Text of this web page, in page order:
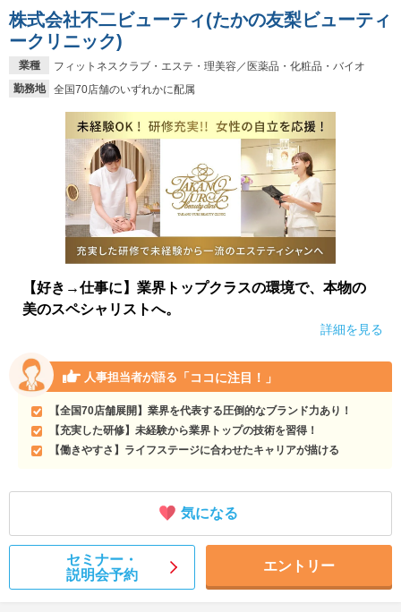
業種
フィットネスクラブ・エステ・理美容／医薬品・化粧品・バイオ
勤務地
全国70店舗のいずれかに配属
株式会社不二ビューティ(たかの友梨ビューティ
ークリニック)
【好き→仕事に】業界トップクラスの環境で、本物の
美のスペシャリストへ。
詳細を見る
人事担当者が語る 「ココに注目！」
【全国70店舗展開】業界を代表する圧倒的なブランド力あり！
【充実した研修】未経験から業界トップの技術を習得！
【働きやすさ】ライフステージに合わせたキャリアが描ける
気になる
セミナー・
説明会予約
エントリー